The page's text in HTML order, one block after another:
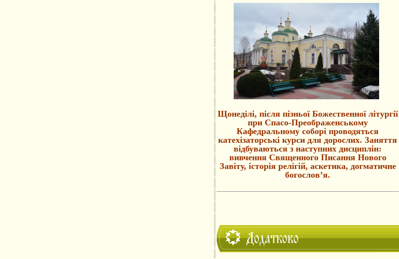
Щонеділі, після пізньої Божественної літургії
при Спасо-Преображенському
Кафедральному соборі проводяться
катехізаторські курси для дорослих. Заняття
відбуваються з наступних дисциплін:
вивчення Священного Писання Нового
Завіту, історія релігій, аскетика, догматичне
богослов’я.
Додатково